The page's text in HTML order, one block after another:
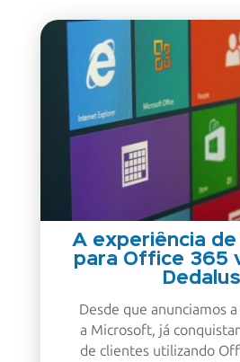
A experiência de
para Office 365
Dedalus
Desde que anunciamos
a Microsoft, já
de clientes utilizando